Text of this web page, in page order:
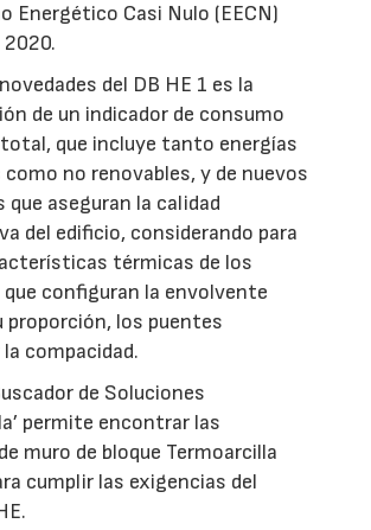
Energético Casi Nulo (EECN)
2020.
del DB HE 1 es la
de un indicador de consumo
que incluye tanto energías
como no renovables, y de nuevos
que aseguran la calidad
del edificio, considerando para
térmicas de los
configuran la envolvente
proporción, los puentes
compacidad.
de Soluciones
permite encontrar las
muro de bloque Termoarcilla
cumplir las exigencias del